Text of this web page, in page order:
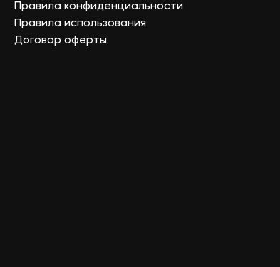
Правила конфиденциальности
Правила использования
Договор оферты